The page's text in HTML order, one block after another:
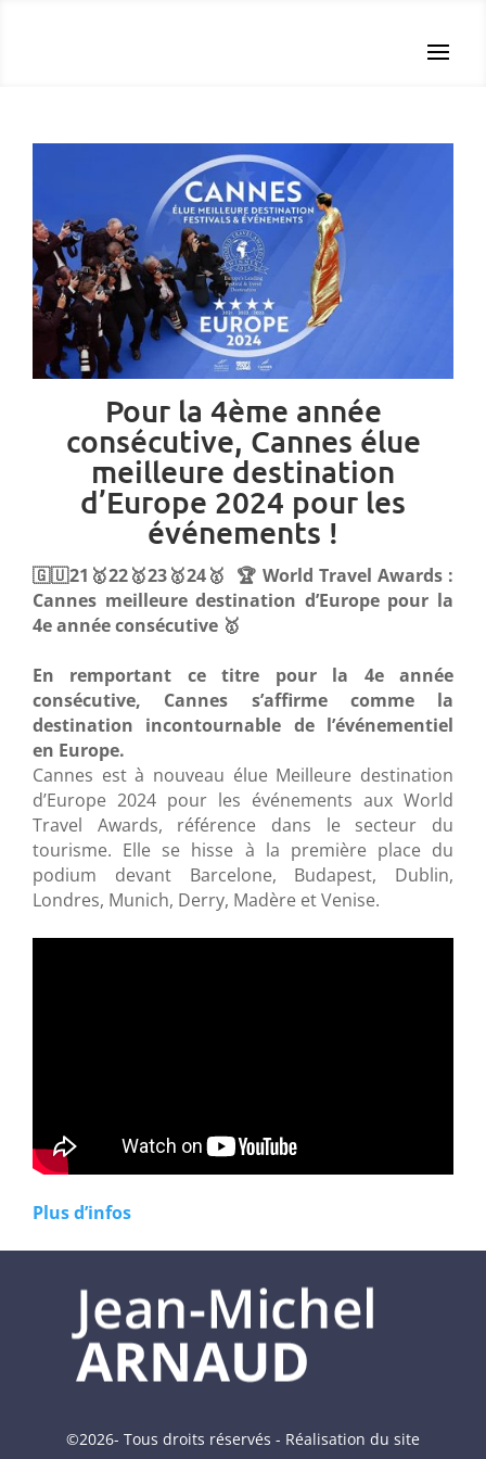
Pour la 4ème année
consécutive, Cannes élue
meilleure destination
d’Europe 2024 pour les
événements !
🇬🇺21🥇22🥇23🥇24🥇 🏆 World Travel Awards :
Cannes meilleure destination d’Europe pour la
4e année consécutive 🥇
En remportant ce titre pour la 4e année
consécutive, Cannes s’affirme comme la
destination incontournable de l’événementiel
en Europe.
Cannes est à nouveau élue Meilleure destination
d’Europe 2024 pour les événements aux World
Travel Awards, référence dans le secteur du
tourisme. Elle se hisse à la première place du
podium devant Barcelone, Budapest, Dublin,
Londres, Munich, Derry, Madère et Venise.
Plus d’infos
©2026- Tous droits réservés - Réalisation du site